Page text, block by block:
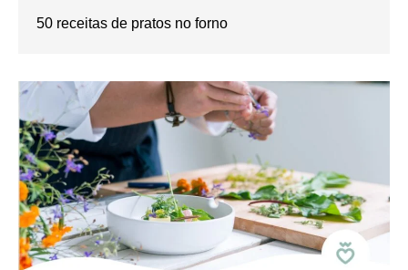
50 receitas de pratos no forno